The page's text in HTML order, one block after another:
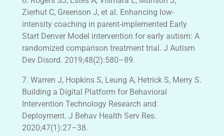
Zierhut C, Greenson J, et al. Enhancing low-
intensity coaching in parent-implemented Early
Start Denver Model intervention for early autism: A
randomized comparison treatment trial. J Autism
Dev Disord. 2019;48(2):580–89.
7. Warren J, Hopkins S, Leung A, Hetrick S, Merry S.
Building a Digital Platform for Behavioral
Intervention Technology Research and
Deployment. J Behav Health Serv Res.
2020;47(1):27–38.